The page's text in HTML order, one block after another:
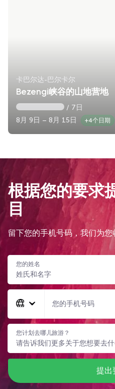
卡巴尔达-巴尔卡尔
Bezengi峡谷的山地营地
/ 7日
8月 9日 – 8月 15日
+4个日期
根据您的要求
目
留下您的手机号码，我们为
您的姓名
您的手机号码
您计划去哪儿旅游？
提出